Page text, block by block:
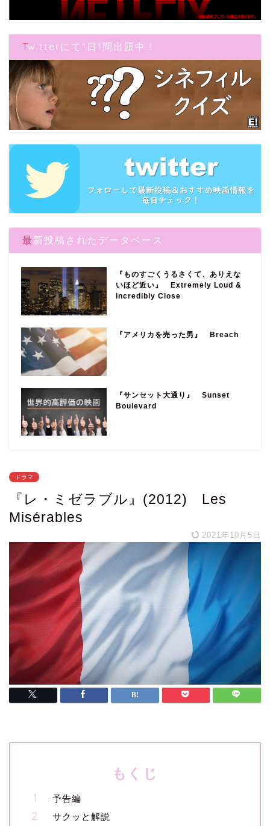
Twitterにて1日1問出題中！
最新投稿されたデータベース
『ものすごくうるさくて、ありえな
いほど近い』 Extremely Loud &
Incredibly Close
『アメリカを売った男』 Breach
『サンセット大通り』 Sunset
Boulevard
ドラマ
『レ・ミゼラブル』(2012) Les
Misérables
2021年10月5日
もくじ
予告編
サクッと解説